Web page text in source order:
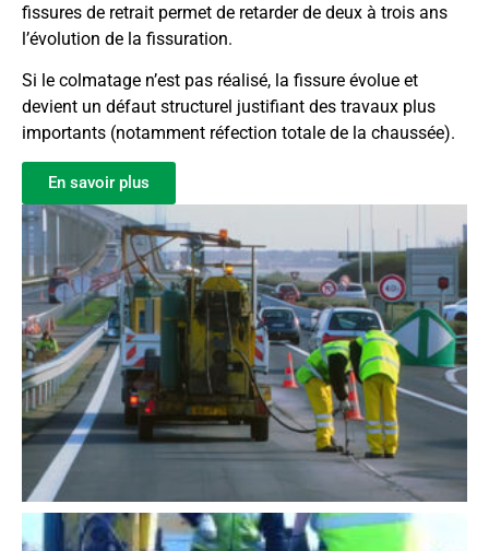
fissures de retrait permet de retarder de deux à trois ans
l’évolution de la fissuration.
Si le colmatage n’est pas réalisé, la fissure évolue et
devient un défaut structurel justifiant des travaux plus
importants (notamment réfection totale de la chaussée).
En savoir plus